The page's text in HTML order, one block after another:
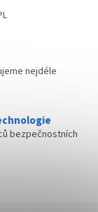
nejdéle
bezpečnostních